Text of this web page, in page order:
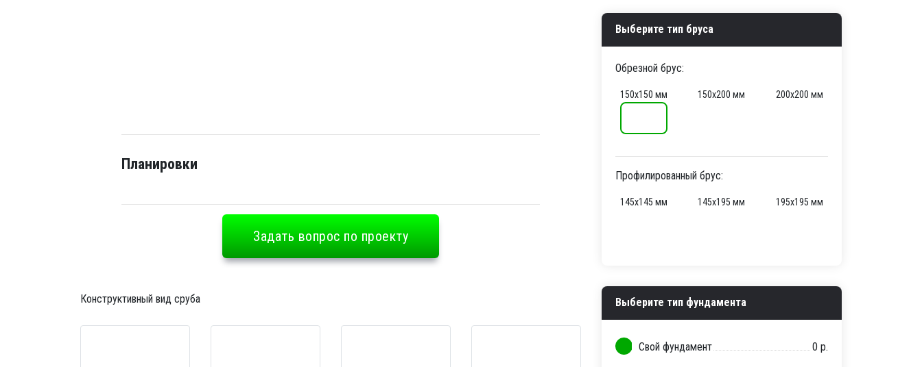
Планировки
Задать вопрос по проекту
Конструктивный вид сруба
Выберите тип бруса
Обрезной брус:
150х150 мм 150х200 мм 200х200 мм
Профилированный брус:
145х145 мм 145х195 мм 195х195 мм
Выберите тип фундамента
Свой фундамент 0 р.